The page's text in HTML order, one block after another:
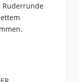
Ruderrunde